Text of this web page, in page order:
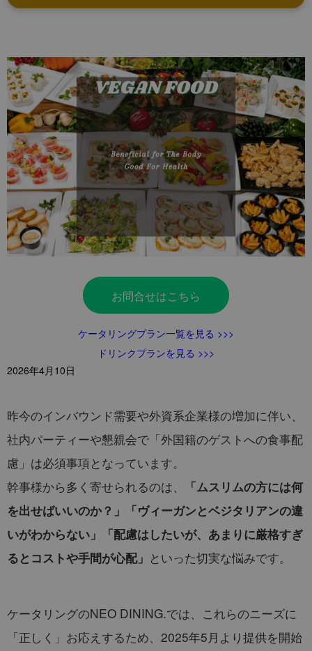
お問合せはこちら
ケータリングプラン一覧を見る >>>
ドリンクプランを見る >>>
2026年4月10日
昨今のインバウンド需要や外資系企業様の増加に伴い、
社内パーティーや懇親会で「外国籍のゲストへの食事配
慮」は必須事項となっています。
幹事様から多く寄せられるのは、
「ムスリムの方には何
を出せばいいのか？」「ヴィーガンとベジタリアンの違
いがわからない」「配慮はしたいが、あまりに厳格すぎ
るとコストや手間が心配」 といった切実な悩みです。
ケータリングのNEO DINING.では、これらのニーズに
「正しく」お応えするため、2025年5月より提供を開始